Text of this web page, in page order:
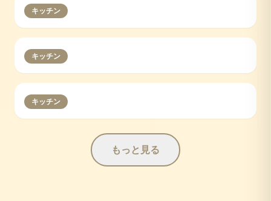
キッチン
キッチン
キッチン
もっと見る